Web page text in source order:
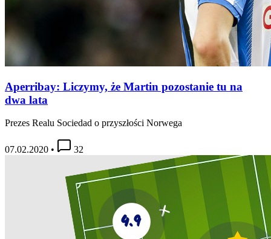
Aperribay: Liczymy, że Martin pozostanie tu na
dwa lata
Prezes Realu Sociedad o przyszłości Norwega
07.02.2020 • 32